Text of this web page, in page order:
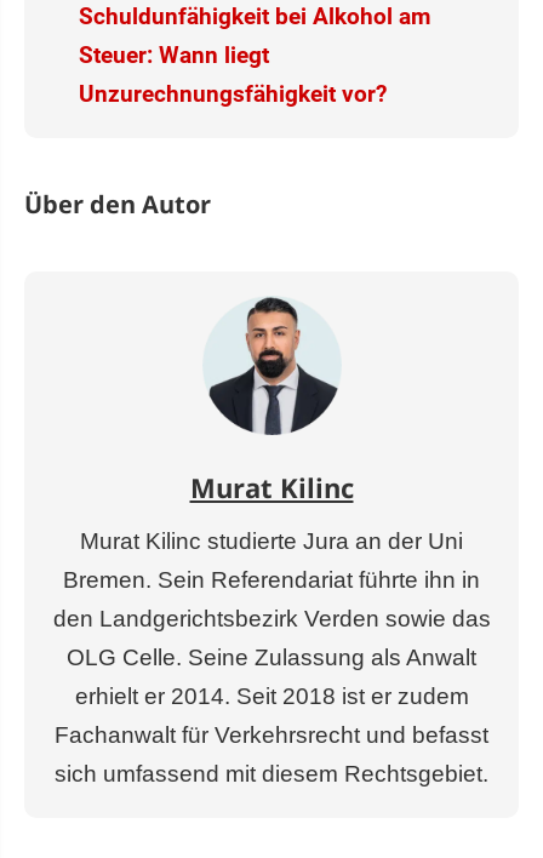
Schuldunfähigkeit bei Alkohol am
Steuer: Wann liegt
Unzurechnungsfähigkeit vor?
Über den Autor
Murat Kilinc
Murat Kilinc studierte Jura an der Uni
Bremen. Sein Referendariat führte ihn in
den Landgerichtsbezirk Verden sowie das
OLG Celle. Seine Zulassung als Anwalt
erhielt er 2014. Seit 2018 ist er zudem
Fachanwalt für Verkehrsrecht und befasst
sich umfassend mit diesem Rechtsgebiet.